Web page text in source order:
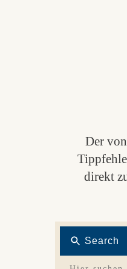
Der
direkt
Search